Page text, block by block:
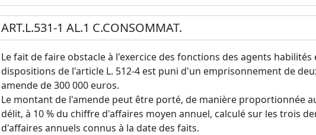
ART.L.531-1 AL.1 C.CONSOMMAT.
Le fait de faire obstacle à l'exercice des fonctions des agents habilités
dispositions de l'article L. 512-4 est puni d'un emprisonnement de
amende de 300 000 euros.
Le montant de l'amende peut être porté, de manière proportionnée
délit, à 10 % du chiffre d'affaires moyen annuel, calculé sur les trois
d'affaires annuels connus à la date des faits.